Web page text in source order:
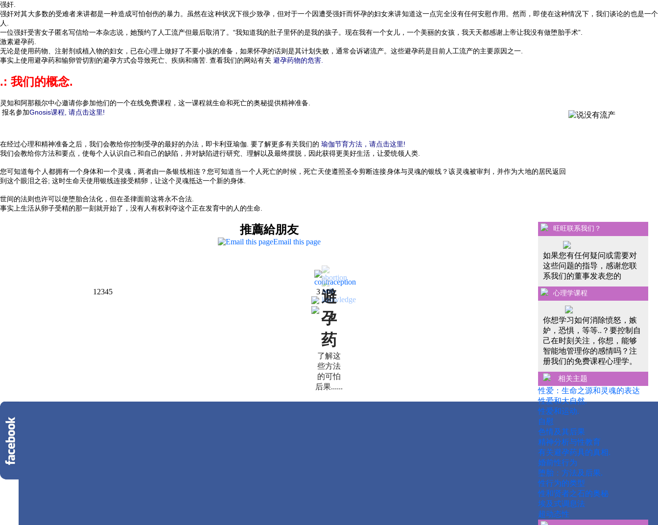
强奸.
强奸对其大多数的受难者来讲都是一种造成可怕创伤的暴力。虽然在这种状况下很少致孕，但对于一个因遭受强奸而怀孕的妇女来讲知道这一点完全没有任何安慰作用。然而，即使在这种情况下，我们谈论的也是一个
人.
一位强奸受害女子匿名写信给一本杂志说，她预约了人工流产但最后取消了。“我知道我的肚子里怀的是我的孩子。现在我有一个女儿，一个美丽的女孩，我天天都感谢上帝让我没有做堕胎手术”.
激素避孕药.
无论是使用药物、注射剂或植入物的妇女，已在心理上做好了不要小孩的准备，如果怀孕的话则是其计划失败，通常会诉诸流产。这些避孕药是目前人工流产的主要原因之一.
事实上使用避孕药和输卵管切割的避孕方式会导致死亡、疾病和痛苦. 查看我们的网站有关 避孕药物的危害.
.: 我们的概念.
灵知和阿那额尔中心邀请你参加他们的一个在线免费课程，这一课程就生命和死亡的奥秘提供精神准备.
报名参加Gnosis课程, 请点击这里!
在经过心理和精神准备之后，我们会教给你控制受孕的最好的办法，即卡利亚瑜伽. 要了解更多有关我们的 瑜伽节育方法，请点击这里!
我们会教给你方法和要点，使每个人认识自己和自己的缺陷，并对缺陷进行研究、理解以及最终摆脱，因此获得更美好生活，让爱统领人类.
您可知道每个人都拥有一个身体和一个灵魂，两者由一条银线相连？您可知道当一个人死亡的时候，死亡天使遵照圣令剪断连接身体与灵魂的银线？该灵魂被审判，并作为大地的居民返回
到这个眼泪之谷; 这时生命天使用银线连接受精卵，让这个灵魂抵达一个新的身体.
世间的法则也许可以使堕胎合法化，但在圣律面前这将永不合法.
事实上生活从卵子受精的那一刻就开始了，没有人有权剥夺这个正在发育中的人的生命.
旺旺联系我们？
如果您有任何疑问或需要对
这些问题的指导，感谢您联
系我们的董事发表您的
心理学课程
你想学习如何消除愤怒，嫉
妒，恐惧，等等..？要控制自
己在时刻关注，你想，能够
智能地管理你的感情吗？注
册我们的免费课程心理学。
相关主题
性爱：生命之源和灵魂的表达
性爱和大自然.
性爱和运动.
自慰
色情及其后果
精神分析与性教育
有关避孕药具的真相.
婚前性行为
堕胎：方法及后果.
性行为的类型
性和贤者之石的奥秘
埃及式调息法
超动态性
推薦給朋友
Email this page
避
孕
药
了解这
些方法
的可怕
后果......
1 2345 3of5